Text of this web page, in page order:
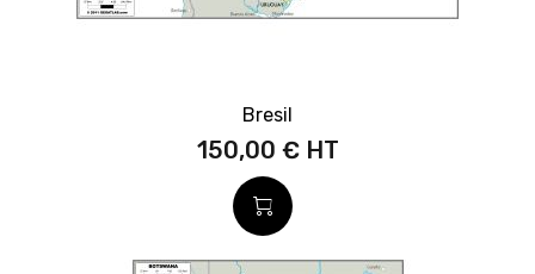
Bresil
150,00 €